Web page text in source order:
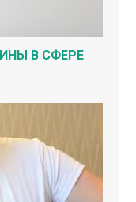
В СФЕРЕ